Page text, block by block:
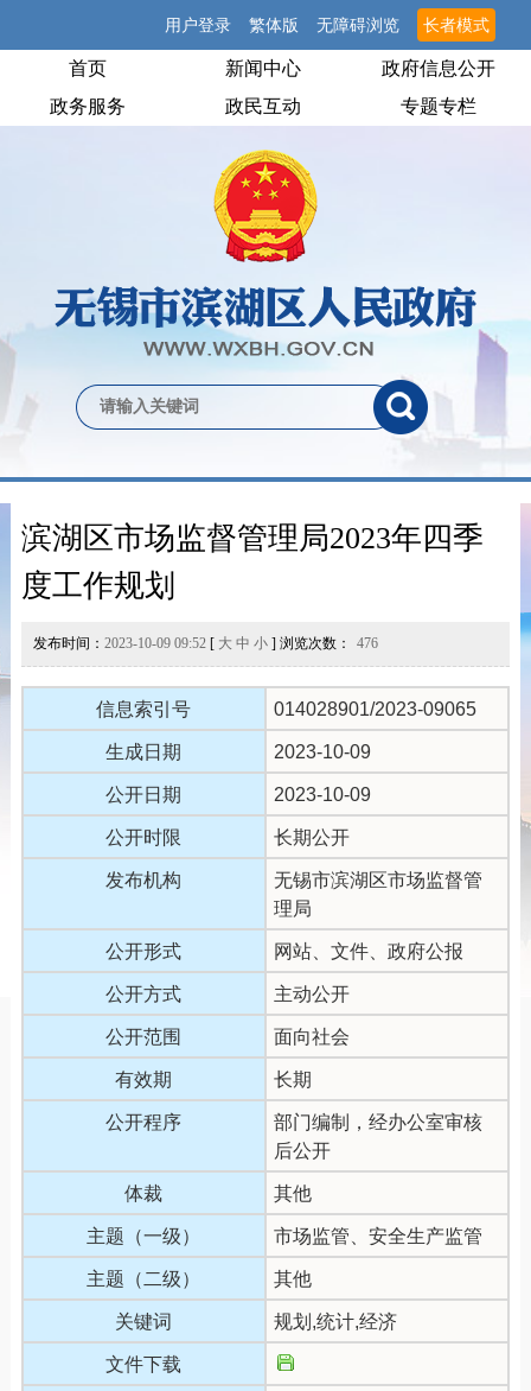
用户登录 繁体版 无障碍浏览 长者模式
首页 新闻中心
政府信息公开
政务服务
政民互动 专题专栏
滨湖区市场监督管理局2023年四季
度工作规划
发布时间： 2023-10-09 09:52[ 大 中 小] 浏览次数： 476
信息索引号 014028901/2023-09065
生成日期 2023-10-09
公开日期 2023-10-09
公开时限 长期公开
发布机构
无锡市滨湖区市场监督管
理局
公开形式 网站、文件、政府公报
公开方式 主动公开
公开范围 面向社会
有效期 长期
公开程序
部门编制，经办公室审核
后公开
体裁 其他
主题（一级） 市场监管、安全生产监管
主题（二级） 其他
关键词 规划,统计,经济
文件下载